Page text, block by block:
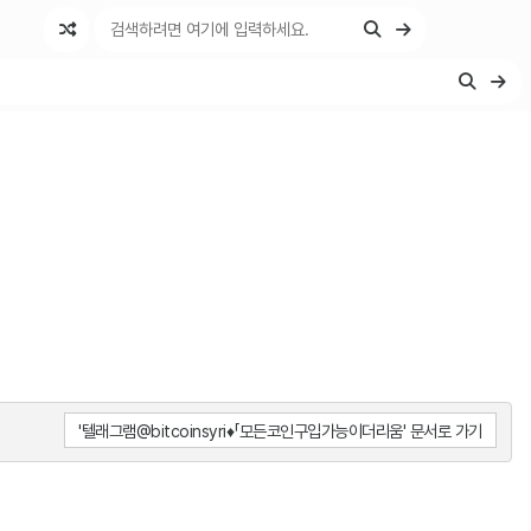
'텔래그램@bitcoinsyri♦「모든코인구입가능이더리움' 문서로 가기